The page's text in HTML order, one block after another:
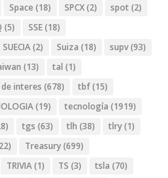
Space (18) SPCX(2) spot (2)
(5) SSE(18)
SUECIA(2) Suiza (18) supv(93)
(13) tal (1)
de interes (678) tbf(15)
(19) tecnología (1919)
tgs (63) tlh (38) tlry(1)
Treasury(699)
TRIVIA(1) TS (3) tsla (70)